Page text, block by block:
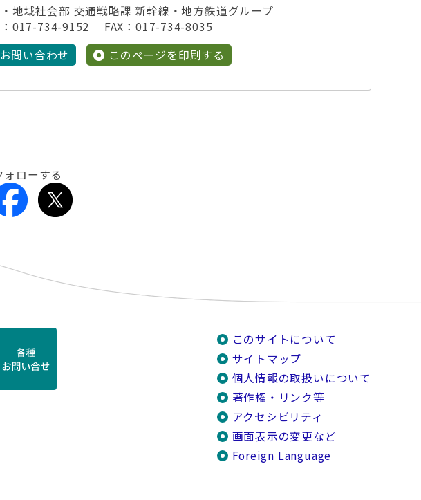
地域社会部 交通戦略課 新幹線・地方鉄道グループ
：017-734-9152 FAX：017-734-8035
お問い合わせ
このページを印刷する
ォローする
このサイトについて
サイトマップ
個人情報の取扱いについて
著作権・リンク等
アクセシビリティ
画面表示の変更など
Foreign Language